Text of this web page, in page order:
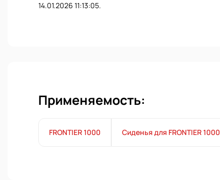
14.01.2026 11:13:05.
Применяемость:
FRONTIER 1000 Сиденья для FRONTIER 1000